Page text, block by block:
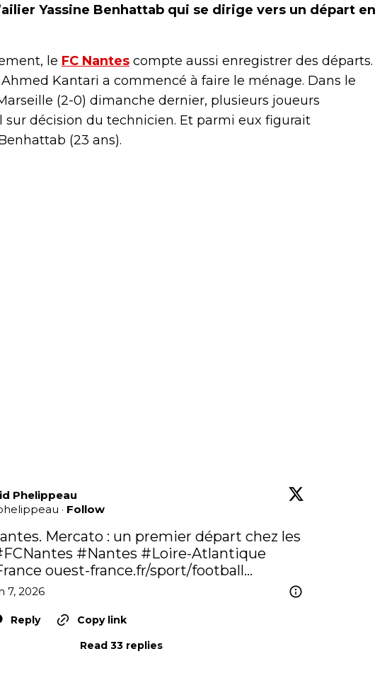
Yassine Benhattab qui se dirige vers un départ en
le FC Nantes compte aussi enregistrer des départs.
Kantari a commencé à faire le ménage. Dans le
(2-0) dimanche dernier, plusieurs joueurs
sur décision du technicien. Et parmi eux figurait
(23 ans).
Phelippeau
· Follow
Mercato : un premier départ chez les
#Nantes #Loire
ouest-france.fr/sport/football…
7, 2026
Reply
Copy link
Read 33 replies